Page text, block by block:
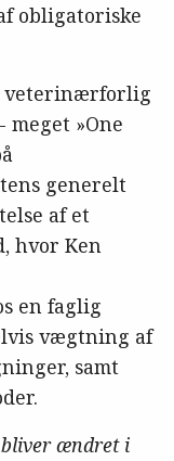
obligatoriske
veterinærforlig
meget »One
generelt
af et
hvor Ken
en faglig
vægtning af
samt
ændret i